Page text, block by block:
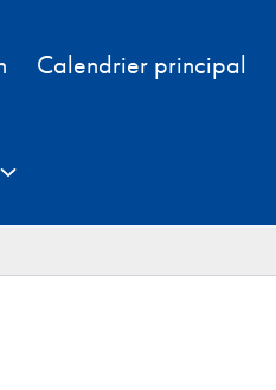
Calendrier principal